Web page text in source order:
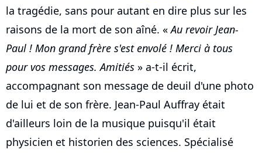
la tragédie, sans pour autant en dire plus sur les
raisons de la mort de son aîné. «Au revoir Jean-
Paul ! Mon grand frère s'est envolé ! Merci à tous
pour vos messages. Amitiés » a-t-il écrit,
accompagnant son message de deuil d'une photo
de lui et de son frère. Jean-Paul Auffray était
d'ailleurs loin de la musique puisqu'il était
physicien et historien des sciences. Spécialisé